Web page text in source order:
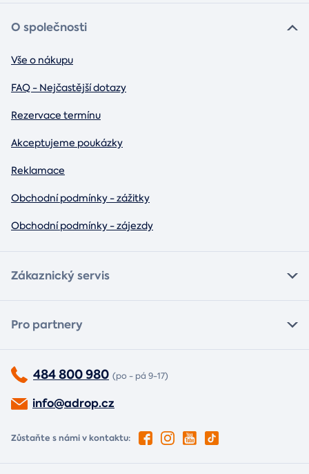
O společnosti
Vše o nákupu
FAQ - Nejčastější dotazy
Rezervace termínu
Akceptujeme poukázky
Reklamace
Obchodní podmínky - zážitky
Obchodní podmínky - zájezdy
Zákaznický servis
Pro partnery
484 800 980 (po - pá 9-17)
info@adrop.cz
Zůstaňte s námi v kontaktu: